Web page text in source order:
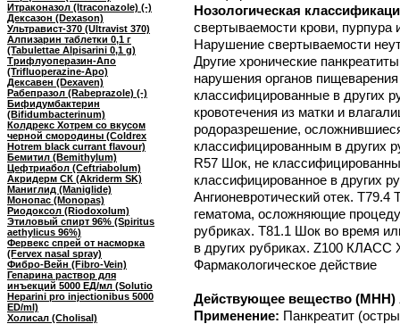
Итраконазол (Itraconazole) (-)
Дексазон (Dexason)
Ультравист-370 (Ultravist 370)
Алпизарин таблетки 0,1 г
(Tabulettae Alpisarini 0,1 g)
Трифлуоперазин-Апо
(Trifluoperazine-Apo)
Дексавен (Dexaven)
Рабепразол (Rabeprazole) (-)
Бифидумбактерин
(Bifidumbacterinum)
Колдрекс Хотрем со вкусом
черной смородины (Coldrex
Hotrem black currant flavour)
Бемитил (Bemithylum)
Цефтриабол (Ceftriabolum)
Акридерм СК (Akriderm SK)
Маниглид (Maniglide)
Монопас (Monopas)
Риодоксол (Riodoxolum)
Этиловый спирт 96% (Spiritus
aethylicus 96%)
Фервекс спрей от насморка
(Fervex nasal spray)
Фибро-Вейн (Fibro-Vein)
Гепарина раствор для
инъекций 5000 ЕД/мл (Solutio
Heparini pro injectionibus 5000
ED/ml)
Холисал (Cholisal)
Нозологическая
свертываемости крови, пурпура
Нарушение свертываемости
Другие хронические
нарушения органов
классифицированные в других
кровотечения из матки и
родоразрешение,
классифицированным в других
R57 Шок, не
классифицированное в других
Ангионевротический отек.
гематома, осложняющие
рубриках. T81.1 Шок во время
в других рубриках. Z100 КЛАСС
Фармакологическое действие
Действующее вещество (МНН)
Применение: Панкреатит